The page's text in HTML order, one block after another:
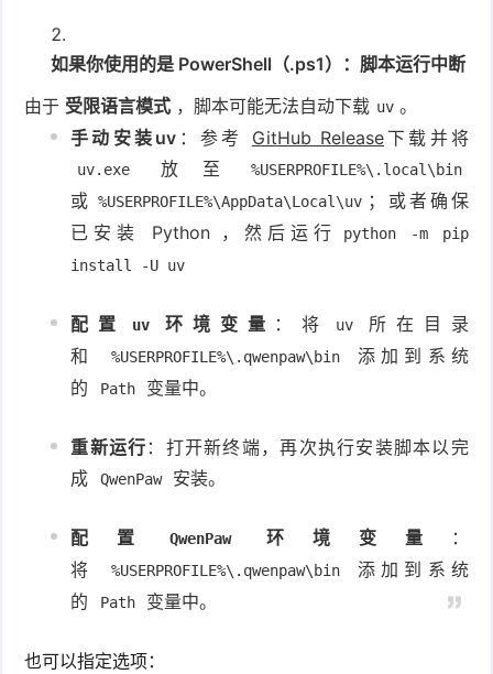
如果你使用的是 PowerShell（.ps1）：脚本运行中断
由于 受限语言模式 ，脚本可能无法自动下载 uv 。
手动安装uv：参考 GitHub Release下载并将
uv.exe 放至 %USERPROFILE%\.local\bin
或 %USERPROFILE%\AppData\Local\uv ；或者确保
已安装 Python ，然后运行
python -m pip
install -U uv
配置 uv 环境变量 ：将 uv
所在目录
和
%USERPROFILE%\.qwenpaw\bin
添加到系统
的
Path 变量中。
重新运行 ：打开新终端，再次执行安装脚本以完
成
QwenPaw 安装。
配置 QwenPaw 环境变量
：
将
%USERPROFILE%\.qwenpaw\bin
添加到系统
的
Path 变量中。
也可以指定选项：